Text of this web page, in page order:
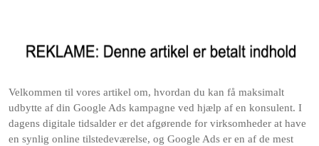
Velkommen til vores artikel om, hvordan du kan få maksimalt
udbytte af din Google Ads kampagne ved hjælp af en konsulent. I
dagens digitale tidsalder er det afgørende for virksomheder at have
en synlig online tilstedeværelse, og Google Ads er en af ​​de mest